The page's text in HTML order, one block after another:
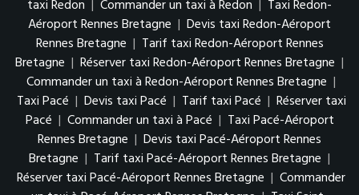
taxi Redon | Commander un taxi à Redon | Taxi Redon-
Aéroport Rennes Bretagne | Devis taxi Redon-Aéroport
Rennes Bretagne | Tarif taxi Redon-Aéroport Rennes
Bretagne | Réserver taxi Redon-Aéroport Rennes Bretagne |
Commander un taxi à Redon-Aéroport Rennes Bretagne |
Taxi Pacé | Devis taxi Pacé | Tarif taxi Pacé | Réserver taxi
Pacé | Commander un taxi à Pacé | Taxi Pacé-Aéroport
Rennes Bretagne | Devis taxi Pacé-Aéroport Rennes
Bretagne | Tarif taxi Pacé-Aéroport Rennes Bretagne |
Réserver taxi Pacé-Aéroport Rennes Bretagne | Commander